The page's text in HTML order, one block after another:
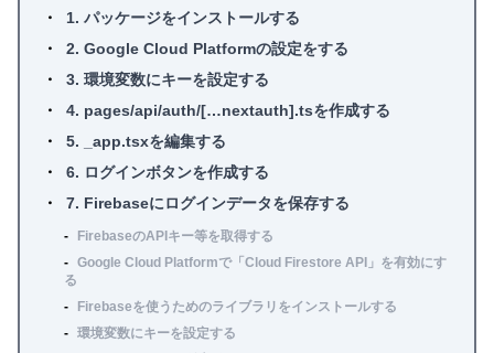
1. パッケージをインストールする
2. Google Cloud Platformの設定をする
3. 環境変数にキーを設定する
4. pages/api/auth/[…nextauth].tsを作成する
5. _app.tsxを編集する
6. ログインボタンを作成する
7. Firebaseにログインデータを保存する
FirebaseのAPIキー等を取得する
Google Cloud Platformで「Cloud Firestore API」を有効にす
る
Firebaseを使うためのライブラリをインストールする
環境変数にキーを設定する